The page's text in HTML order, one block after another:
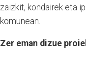
zaizkit, kondairek eta
komunean.
Zer eman dizue